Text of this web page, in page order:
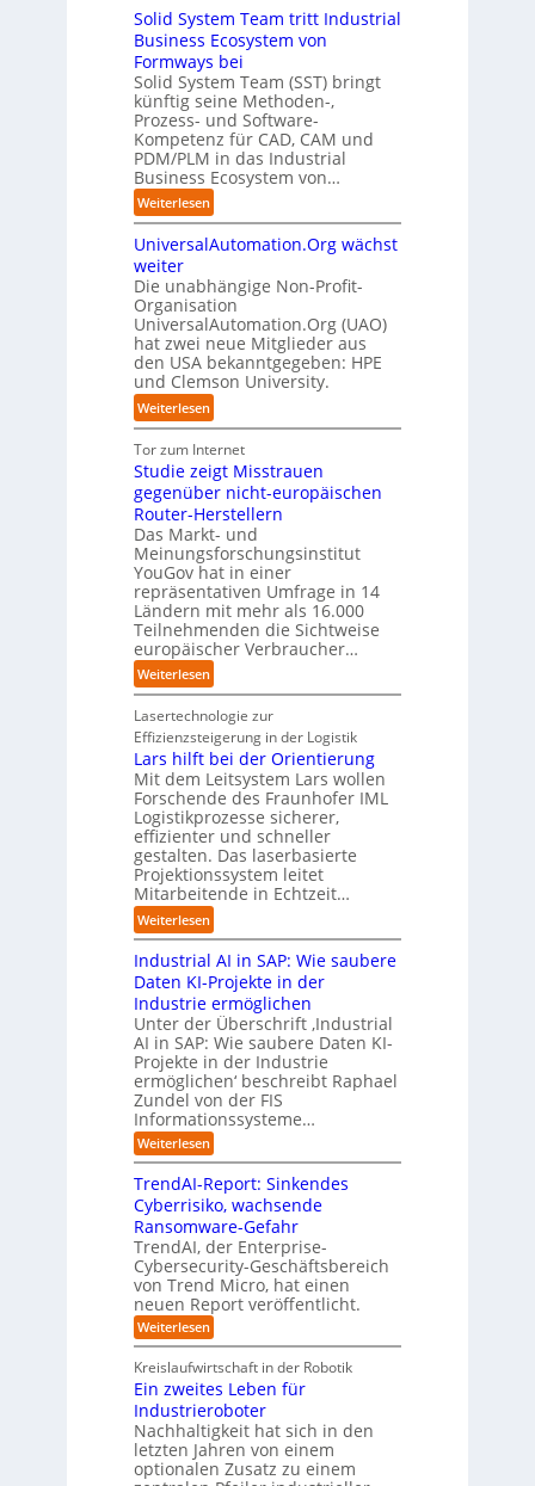
n
z
-
C
E
O
h
e
n
z
e
n
t
r
e
n
n
D
e
u
t
s
c
h
l
a
n
d
T
r
e
f
f
p
u
n
k
t
f
r
p
r
a
x
i
s
n
a
e
A
u
t
o
m
a
t
i
s
i
e
r
u
n
g
s
l
ö
s
u
n
g
e
n
b
:
D
i
s
r
u
p
t
b
l
i
c
k
t
a
u
f
d
i
e
Z
u
k
u
n
f
t
d
e
r
I
n
d
t
r
i
e
a
u
t
o
m
a
t
i
s
i
e
r
u
n
g
Solid System Team tritt Industrial
Business Ecosystem von
Formways bei
Solid System Team (SST) bringt
künftig seine Methoden-,
Prozess- und Software-
Kompetenz für CAD, CAM und
PDM/PLM in das Industrial
Business Ecosystem von…
Weiterlesen:
S
o
i
d
S
y
s
t
e
m
T
e
a
t
r
i
t
t
I
n
d
u
t
r
i
a
l
B
s
i
n
e
s
s
E
c
o
y
s
t
e
m
v
o
n
F
o
r
m
w
a
s
b
e
i
UniversalAutomation.Org wächst
weiter
Die unabhängige Non-Profit-
Organisation
UniversalAutomation.Org (UAO)
hat zwei neue Mitglieder aus
den USA bekanntgegeben: HPE
und Clemson University.
Weiterlesen:
U
n
i
v
e
r
s
a
l
A
u
t
o
m
a
t
i
o
n
.
O
g
w
ä
c
h
s
w
e
i
t
e
r
Tor zum Internet
Studie zeigt Misstrauen
gegenüber nicht-europäischen
Router-Herstellern
Das Markt- und
Meinungsforschungsinstitut
YouGov hat in einer
repräsentativen Umfrage in 14
Ländern mit mehr als 16.000
Teilnehmenden die Sichtweise
europäischer Verbraucher…
Weiterlesen:
S
t
u
d
i
e
z
e
i
g
t
M
i
s
s
t
r
a
u
e
n
g
e
g
e
n
ü
b
e
r
n
i
c
h
t
-
e
u
r
Lasertechnologie zur
Effizienzsteigerung in der Logistik
Lars hilft bei der Orientierung
Mit dem Leitsystem Lars wollen
Forschende des Fraunhofer IML
Logistikprozesse sicherer,
effizienter und schneller
gestalten. Das laserbasierte
Projektionssystem leitet
Mitarbeitende in Echtzeit…
Weiterlesen:
L
a
r
s
h
l
f
t
b
e
i
d
e
r
O
r
i
e
n
t
i
e
r
u
n
g
Industrial AI in SAP: Wie saubere
Daten KI-Projekte in der
Industrie ermöglichen
Unter der Überschrift ‚Industrial
AI in SAP: Wie saubere Daten KI-
Projekte in der Industrie
ermöglichen‘ beschreibt Raphael
Zundel von der FIS
Informationssysteme…
Weiterlesen:
I
n
d
u
s
t
r
i
a
l
A
I
n
S
A
P
:
W
i
TrendAI-Report: Sinkendes
Cyberrisiko, wachsende
Ransomware-Gefahr
TrendAI, der Enterprise-
Cybersecurity-Geschäftsbereich
von Trend Micro, hat einen
neuen Report veröffentlicht.
Weiterlesen:
T
e
n
d
A
I
-
R
Kreislaufwirtschaft in der Robotik
Ein zweites Leben für
Industrieroboter
Nachhaltigkeit hat sich in den
letzten Jahren von einem
optionalen Zusatz zu einem